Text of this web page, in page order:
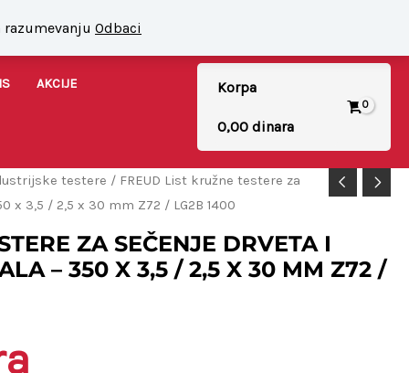
AKCIJE Korpa
0,00 dinara
testere / FREUD List kružne testere za
3,5 / 2,5 x 30 mm Z72 / LG2B 1400
ZA SEČENJE DRVETA I
– 350 X 3,5 / 2,5 X 30 MM Z72 /
razumevanju Odbaci